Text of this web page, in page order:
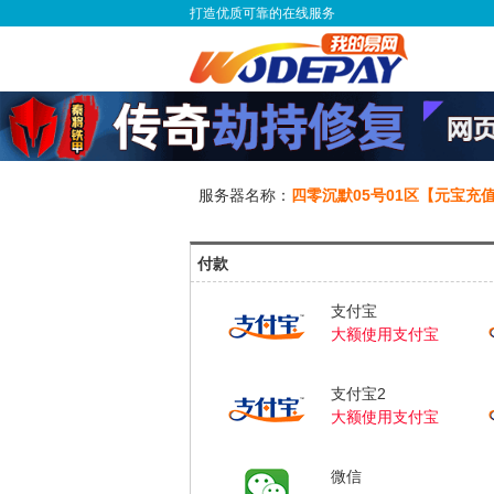
打造优质可靠的在线服务
服务器名称： 四零沉默05号01区【元宝充
付款
支付宝
大额使用支付宝
支付宝2
大额使用支付宝
微信